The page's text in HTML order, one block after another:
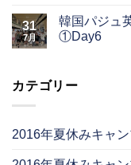
31
7月
韓国パジュ
①Day6
カテゴリー
2016年夏休みキャン